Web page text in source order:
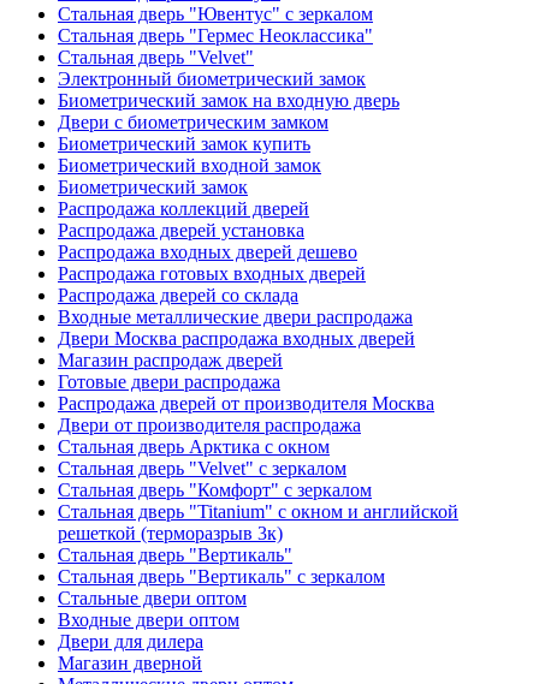
Стальная дверь "Ювентус" с зеркалом
Стальная дверь "Гермес Неоклассика"
Стальная дверь "Velvet"
Электронный биометрический замок
Биометрический замок на входную дверь
Двери с биометрическим замком
Биометрический замок купить
Биометрический входной замок
Биометрический замок
Распродажа коллекций дверей
Распродажа дверей установка
Распродажа входных дверей дешево
Распродажа готовых входных дверей
Распродажа дверей со склада
Входные металлические двери распродажа
Двери Москва распродажа входных дверей
Магазин распродаж дверей
Готовые двери распродажа
Распродажа дверей от производителя Москва
Двери от производителя распродажа
Стальная дверь Арктика с окном
Стальная дверь "Velvet" с зеркалом
Стальная дверь "Комфорт" с зеркалом
Стальная дверь "Titanium" с окном и английской
решеткой (терморазрыв 3к)
Стальная дверь "Вертикаль"
Стальная дверь "Вертикаль" с зеркалом
Стальные двери оптом
Входные двери оптом
Двери для дилера
Магазин дверной